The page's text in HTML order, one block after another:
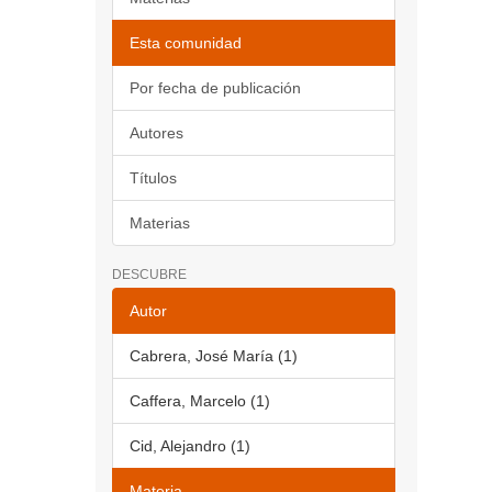
Esta comunidad
Por fecha de publicación
Autores
Títulos
Materias
DESCUBRE
Autor
Cabrera, José María (1)
Caffera, Marcelo (1)
Cid, Alejandro (1)